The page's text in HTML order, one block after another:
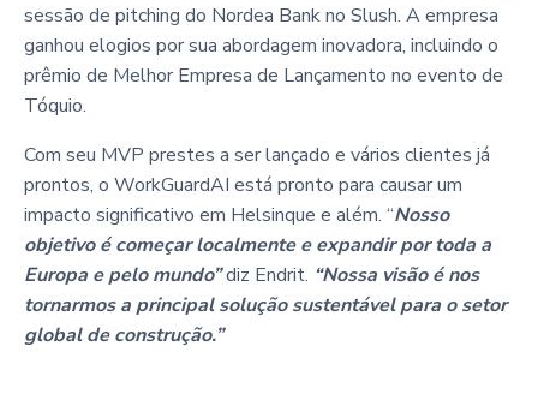
sessão de pitching do Nordea Bank no Slush. A empresa
ganhou elogios por sua abordagem inovadora, incluindo o
prêmio de Melhor Empresa de Lançamento no evento de
Tóquio.
Com seu MVP prestes a ser lançado e vários clientes já
prontos, o WorkGuardAI está pronto para causar um
impacto significativo em Helsinque e além. “Nosso
objetivo é começar localmente e expandir por toda a
Europa e pelo mundo”diz Endrit. “Nossa visão é nos
tornarmos a principal solução sustentável para o setor
global de construção.”